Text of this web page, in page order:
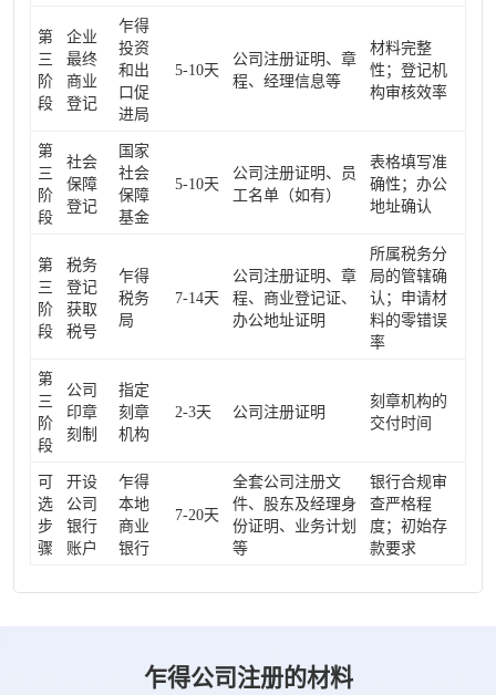
第
三
阶
段
企业
最终
商业
登记
乍得
投资
和出
口促
进局
5-10天
公司注册证明、章
程、经理信息等
材料完整
性；登记机
构审核效率
第
三
阶
段
社会
保障
登记
国家
社会
保障
基金
5-10天
公司注册证明、员
工名单（如有）
表格填写准
确性；办公
地址确认
第
三
阶
段
税务
登记
获取
税号
乍得
税务
局
7-14天
公司注册证明、章
程、商业登记证、
办公地址证明
所属税务分
局的管辖确
认；申请材
料的零错误
率
第
三
阶
段
公司
印章
刻制
指定
刻章
机构
2-3天 公司注册证明
刻章机构的
交付时间
可
选
步
骤
开设
公司
银行
账户
乍得
本地
商业
银行
7-20天
全套公司注册文
件、股东及经理身
份证明、业务计划
等
银行合规审
查严格程
度；初始存
款要求
乍得公司注册的材料